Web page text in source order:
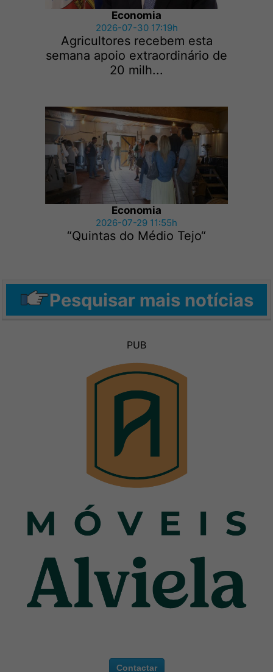
Economia
2026-07-30 17:19h
Agricultores recebem esta
semana apoio extraordinário de
20 milh...
Economia
2026-07-29 11:55h
“Quintas do Médio Tejo“
Pesquisar mais notícias
PUB
Contactar